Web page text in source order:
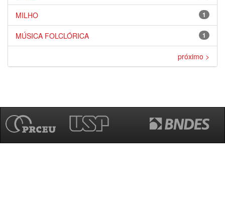
1
MILHO
1
MÚSICA FOLCLÓRICA
próximo >